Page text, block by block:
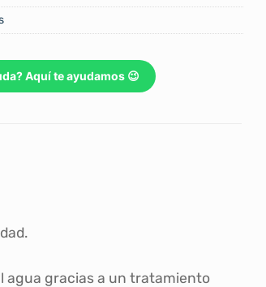
Aquí te ayudamos 😉
agua gracias a un tratamiento